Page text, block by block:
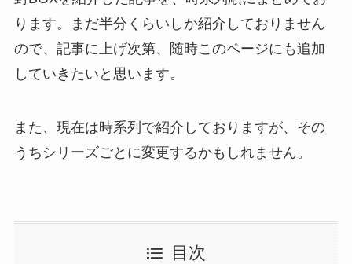
ります。まだ半分くらいしか紹介しておりません
ので、記事に上げ次第、随時このページにも追加
していきたいと思います。
また、現在は時系列で紹介しておりますが、その
うちシリーズごとに変更するかもしれません。
目次